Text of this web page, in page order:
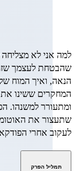
למה אני לא
שהבטחת לעצמך
הנאה, ואיך המוח
המחקרים ששינו
שתעצור את
לעקוב אחרי
תמליל הפרק